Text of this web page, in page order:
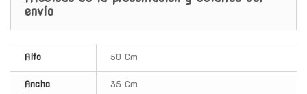
envío
Alto 50 Cm
Ancho 35 Cm